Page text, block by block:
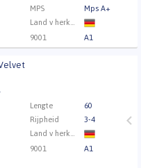
MPS
Mps A+
9001
A1
Lengte
60
Rijpheid
3-4
9001
A1
om in te loggen.